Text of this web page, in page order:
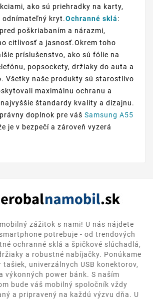
ako sú priehradky na karty,
odnímateľný kryt.Ochranné sklá:
poškriabaním a nárazmi,
citlivosť a jasnosť.Okrem toho
príslušenstvo, ako sú fólie na
popsockety, držiaky do auta a
Všetky naše produkty sú starostlivo
maximálnu ochranu a
štandardy kvality a dizajnu.
doplnok pre váš Samsung A55
je v bezpečí a zároveň vyzerá
zážitok s nami! U nás nájdete
potrebuje - od trendových
ochranné sklá a špičkové slúchadlá,
a robustné nabíjačky. Ponúkame
univerzálnych USB konektorov,
výkonných power bánk. S naším
bude váš mobilný spoločník vždy
a pripravený na každú výzvu dňa. U